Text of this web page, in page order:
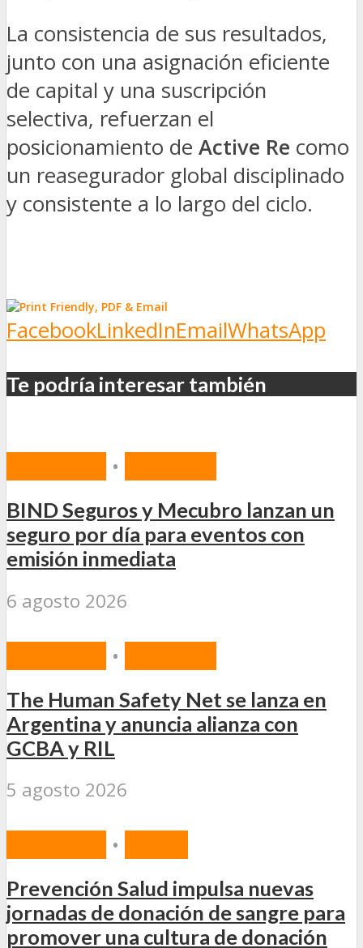
La consistencia de sus resultados,
junto con una asignación eficiente
de capital y una suscripción
selectiva, refuerzan el
posicionamiento de Active Re como
un reasegurador global disciplinado
y consistente a lo largo del ciclo.
FacebookLinkedInEmailWhatsApp
Te podría interesar también
•
BIND Seguros y Mecubro lanzan un
seguro por día para eventos con
emisión inmediata
6 agosto 2026
•
The Human Safety Net se lanza en
Argentina y anuncia alianza con
GCBA y RIL
5 agosto 2026
•
Prevención Salud impulsa nuevas
jornadas de donación de sangre para
promover una cultura de donación